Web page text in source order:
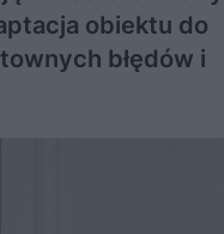
obiektu do
błędów i